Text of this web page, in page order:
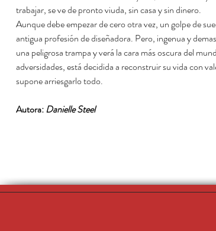
trabajar, se ve de pronto viuda, sin casa y sin dinero.
Aunque debe empezar de cero otra vez, un golpe de
antigua profesión de diseñadora. Pero, ingenua y
una peligrosa trampa y verá la cara más oscura del
adversidades, está decidida a reconstruir su vida con
supone arriesgarlo todo.
Autora:Danielle Steel